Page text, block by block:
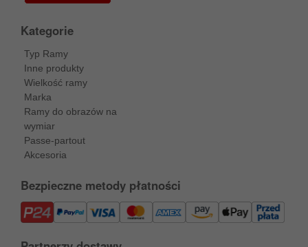
Kategorie
Typ Ramy
Inne produkty
Wielkość ramy
Marka
Ramy do obrazów na
wymiar
Passe-partout
Akcesoria
Bezpieczne metody płatności